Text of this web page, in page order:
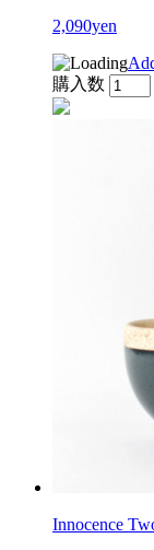
2,090yen
購入数
Innocence